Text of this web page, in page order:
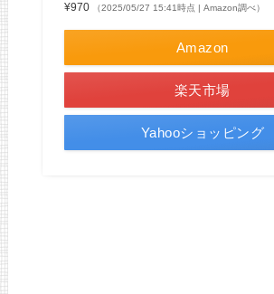
¥970 （2025/05/27 15:41時点 | Amazon調べ）
Amazon
楽天市場
Yahooショッピング